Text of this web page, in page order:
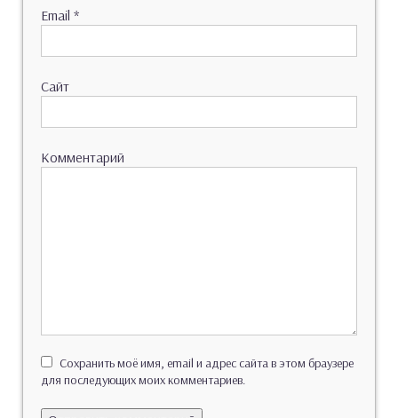
Email *
Сайт
Комментарий
Сохранить моё имя, email и адрес сайта в этом браузере
для последующих моих комментариев.